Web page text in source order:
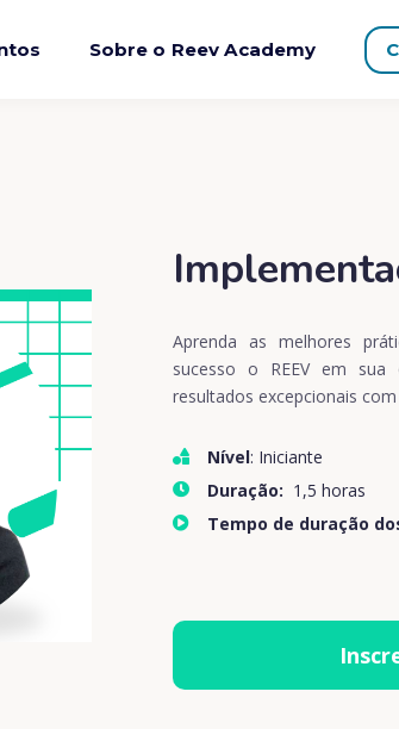
Sobre o Reev Academy
Aprenda as melhores
sucesso o REEV em sua
resultados excepcionais
Nível: Iniciante
Duração: 1,5 horas
Tempo de duração